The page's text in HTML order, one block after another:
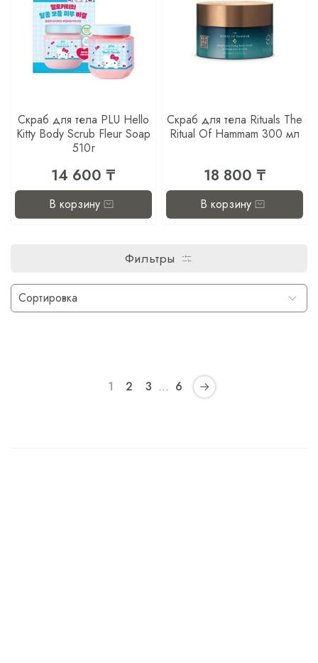
Скраб для тела PLU Hello
Kitty Body Scrub Fleur Soap
510г
14 600 ₸
В корзину
Скраб для тела Rituals The
Ritual Of Hammam 300 мл
18 800 ₸
В корзину
Фильтры
1 2 3 … 6